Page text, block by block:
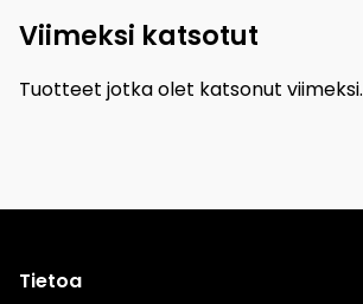
Viimeksi katsotut
Tuotteet jotka olet katsonut viimeksi.
Tietoa